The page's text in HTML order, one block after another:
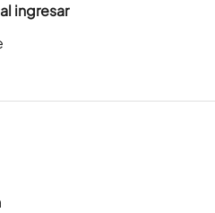
ingresar